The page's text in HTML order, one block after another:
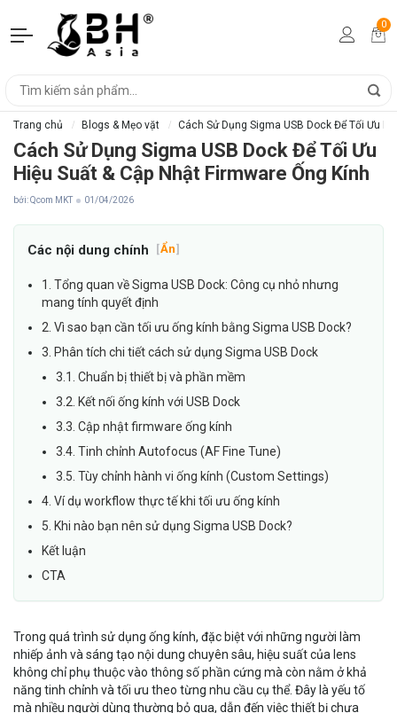
0
Trang chủ Blogs & Mẹo vặt Cách Sử Dụng Sigma USB Dock Để Tối Ưu
Cách Sử Dụng Sigma USB Dock Để Tối Ưu
Hiệu Suất & Cập Nhật Firmware Ống Kính
bởi: Qcom MKT 01/04/2026
Các nội dung chính [Ẩn]
1. Tổng quan về Sigma USB Dock: Công cụ nhỏ nhưng
mang tính quyết định
2. Vì sao bạn cần tối ưu ống kính bằng Sigma USB Dock?
3. Phân tích chi tiết cách sử dụng Sigma USB Dock
3.1. Chuẩn bị thiết bị và phần mềm
3.2. Kết nối ống kính với USB Dock
3.3. Cập nhật firmware ống kính
3.4. Tinh chỉnh Autofocus (AF Fine Tune)
3.5. Tùy chỉnh hành vi ống kính (Custom Settings)
4. Ví dụ workflow thực tế khi tối ưu ống kính
5. Khi nào bạn nên sử dụng Sigma USB Dock?
Kết luận
CTA
Trong quá trình sử dụng ống kính, đặc biệt với những người làm
nhiếp ảnh và sáng tạo nội dung chuyên sâu, hiệu suất của lens
không chỉ phụ thuộc vào thông số phần cứng mà còn nằm ở khả
năng tinh chỉnh và tối ưu theo từng nhu cầu cụ thể. Đây là yếu tố
mà nhiều người dùng thường bỏ qua, dẫn đến việc thiết bị chưa